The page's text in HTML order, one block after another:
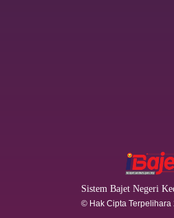
Sistem Bajet Negeri
© Hak Cipta Terpelihara